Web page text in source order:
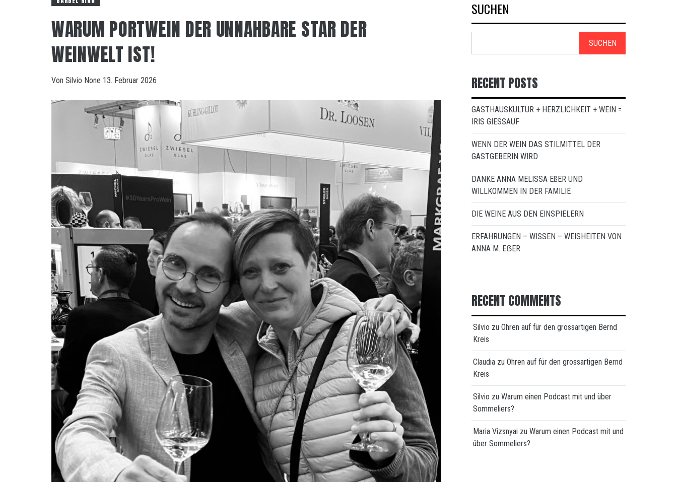
WARUM PORTWEIN DER UNNAHBARE STAR DER
WEINWELT IST!
Von Silvio None 13. Februar 2026
SUCHEN
SUCHEN
RECENT POSTS
GASTHAUSKULTUR + HERZLICHKEIT + WEIN =
IRIS GIESSAUF
WENN DER WEIN DAS STILMITTEL DER
GASTGEBERIN WIRD
DANKE ANNA MELISSA EßER UND
WILLKOMMEN IN DER FAMILIE
DIE WEINE AUS DEN EINSPIELERN
ERFAHRUNGEN – WISSEN – WEISHEITEN VON
ANNA M. EẞER
RECENT COMMENTS
Silvio zu Ohren auf für den grossartigen Bernd
Kreis
Claudia zu Ohren auf für den grossartigen Bernd
Kreis
Silvio zu Warum einen Podcast mit und über
Sommeliers?
Maria Vizsnyai zu Warum einen Podcast mit und
über Sommeliers?